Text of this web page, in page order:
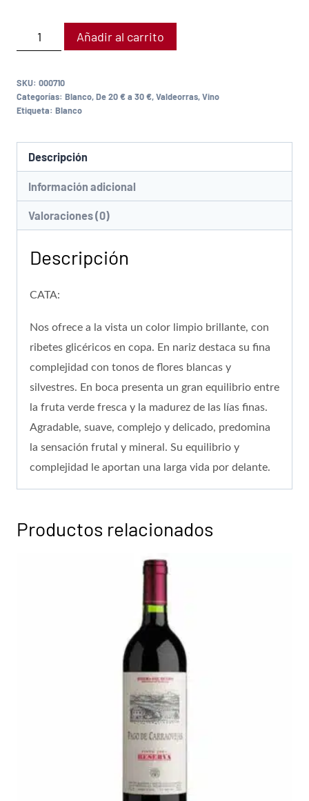
Añadir al carrito
SKU: 000710
Categorías: Blanco,De 20 € a 30 €,Valdeorras,Vino
Etiqueta: Blanco
Descripción
Información adicional
Valoraciones (0)
Descripción
CATA:
Nos ofrece a la vista un color limpio brillante, con
ribetes glicéricos en copa. En nariz destaca su fina
complejidad con tonos de flores blancas y
silvestres. En boca presenta un gran equilibrio entre
la fruta verde fresca y la madurez de las lías finas.
Agradable, suave, complejo y delicado, predomina
la sensación frutal y mineral. Su equilibrio y
complejidad le aportan una larga vida por delante.
Productos relacionados